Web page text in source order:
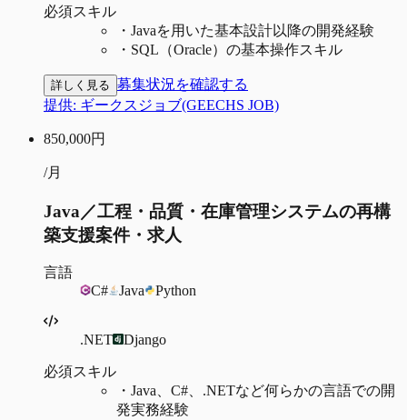
必須スキル
・ Javaを用いた基本設計以降の開発経験
・ SQL（Oracle）の基本操作スキル
詳しく見る 募集状況を確認する
提供: ギークスジョブ(GEECHS JOB)
850,000円
/月
Java／工程・品質・在庫管理システムの再構
築支援案件・求人
言語
C#
Java Python
.NET Django
必須スキル
・ Java、C#、.NETなど何らかの言語での開
発実務経験